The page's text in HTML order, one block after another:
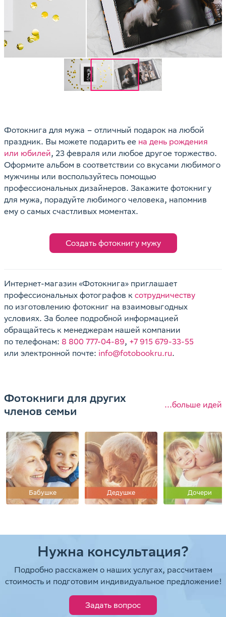
Фотокнига для мужа – отличный подарок на любой
праздник. Вы можете подарить ее на день рождения
или юбилей, 23 февраля или любое другое торжество.
Оформите альбом в соответствии со вкусами любимого
мужчины или воспользуйтесь помощью
профессиональных дизайнеров. Закажите фотокнигу
для мужа, порадуйте любимого человека, напомнив
ему о самых счастливых моментах.
Создать фотокнигу мужу
Интернет-магазин «Фотокнига» приглашает
профессиональных фотографов к сотрудничеству
по изготовлению фотокниг на взаимовыгодных
условиях. За более подробной информацией
обращайтесь к менеджерам нашей компании
по телефонам: 8 800 777-04-89, +7 915 679-33-55
или электронной почте: info@fotobookru.ru.
Фотокниги для других
членов семьи
...больше идей
Бабушке Дедушке Дочери
Нужна консультация?
Подробно расскажем о наших услугах, рассчитаем
стоимость и подготовим индивидуальное предложение!
Задать вопрос